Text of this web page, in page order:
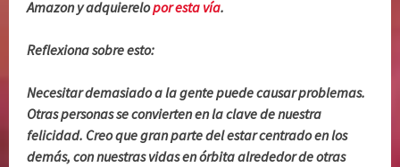
Amazon y adquierelopor esta vía.
Reflexiona sobre esto:
Necesitar demasiado a la gente puede causar problemas.
Otras personas se convierten en la clave de nuestra
felicidad. Creo que gran parte del estar centrado en los
demás, con nuestras vidas en órbita alrededor de otras